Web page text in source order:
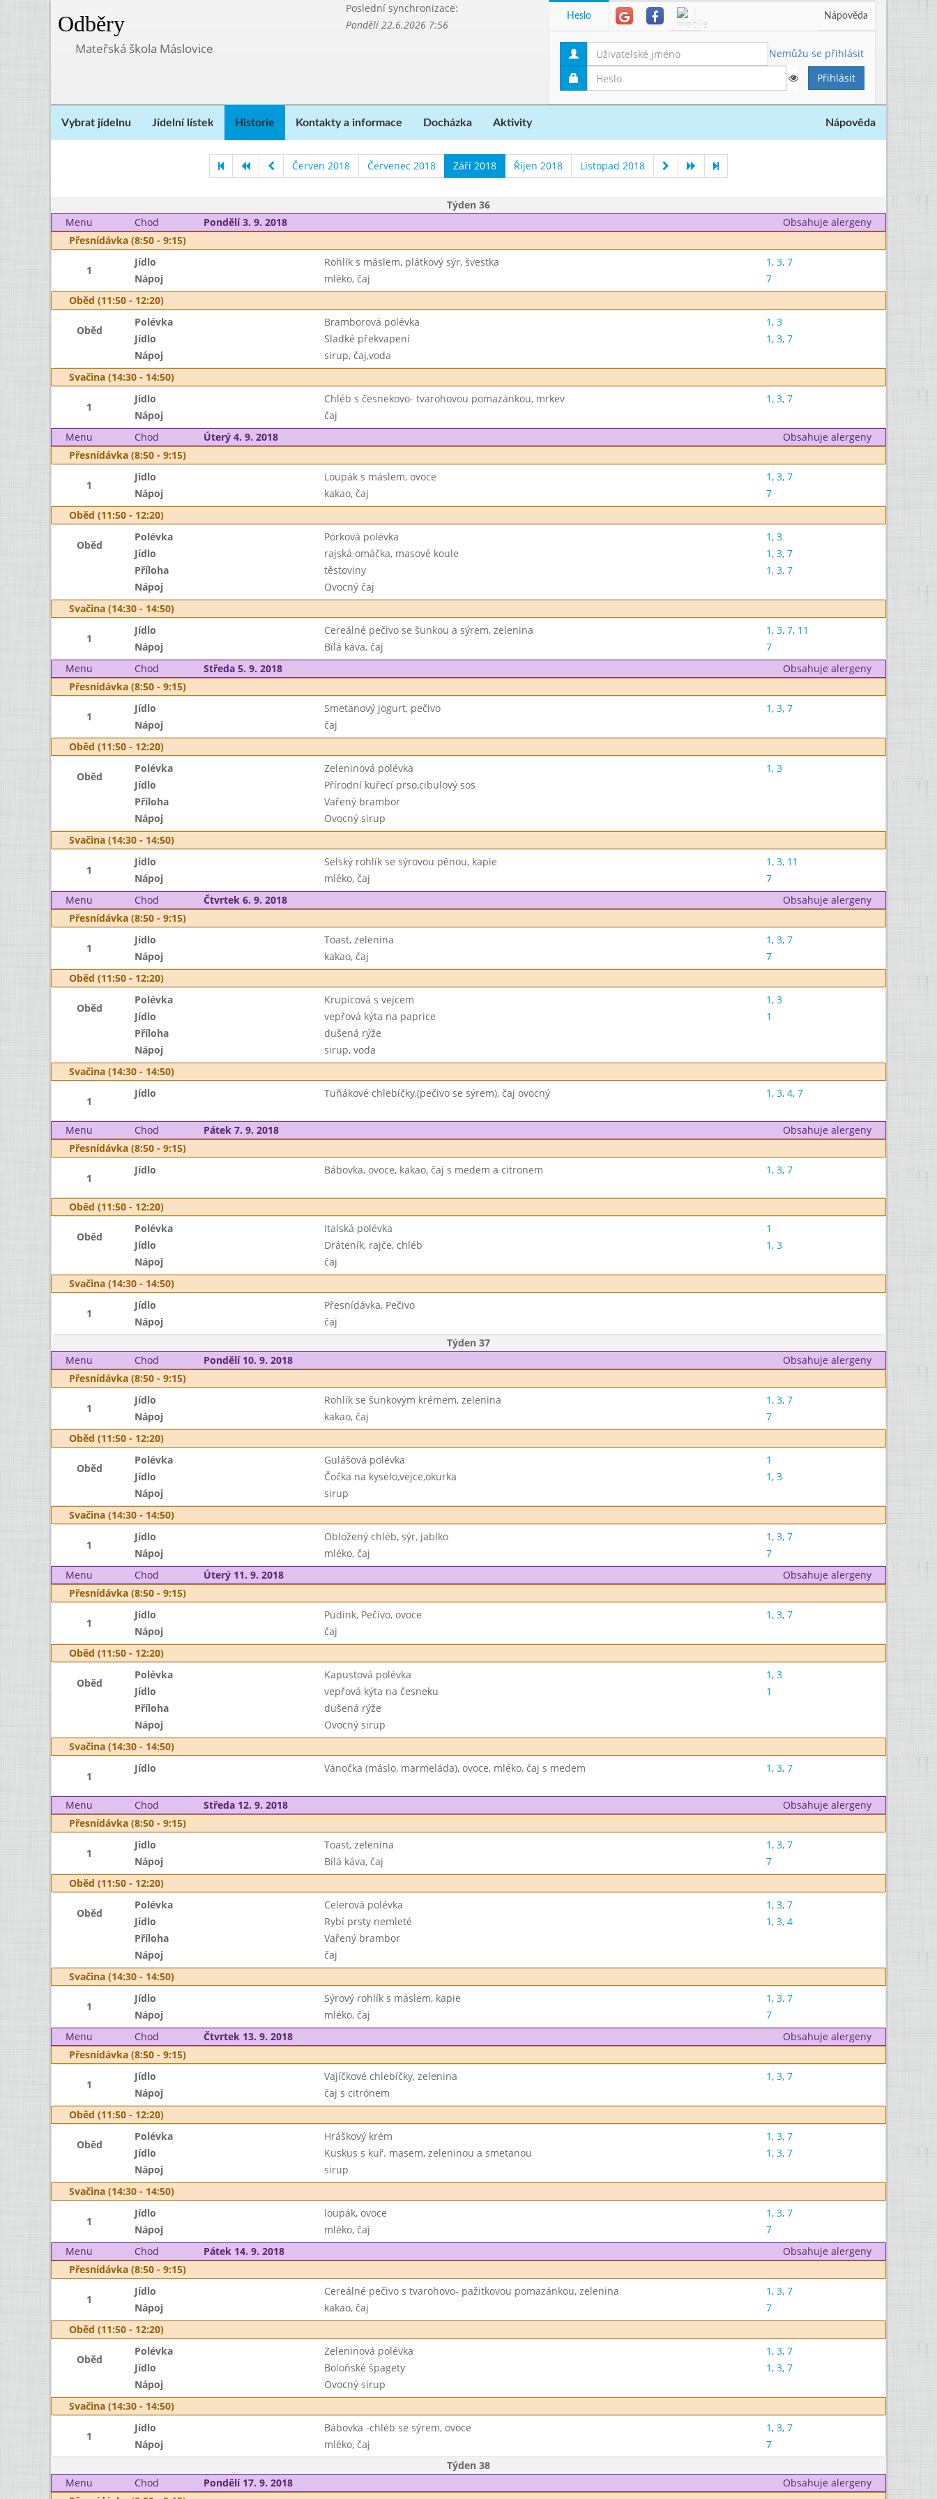
Odběry
Poslední synchronizace:
Pondělí 22.6.2026 7:56
Mateřská škola Máslovice
Heslo Nápověda
Nemůžu se přihlásit
Vybrat jídelnu Jídelní lístek Historie Kontakty a informace Docházka Aktivity Nápověda
Červen 2018 Červenec 2018 Září 2018 Říjen 2018 Listopad 2018
Týden 36
Menu
Chod Pondělí 3. 9. 2018
Obsahuje alergeny
Přesnídávka (8:50 - 9:15)
1
Jídlo Rohlík s máslem, plátkový sýr, švestka 1, 3, 7
Nápoj
mléko, čaj
7
Oběd (11:50 - 12:20)
Oběd
Polévka Bramborová polévka 1, 3
Jídlo
Sladké překvapení 1, 3, 7
Nápoj
sirup, čaj,voda
Svačina (14:30 - 14:50)
1
Jídlo Chléb s česnekovo- tvarohovou pomazánkou, mrkev 1, 3, 7
Nápoj
čaj
Menu
Chod Úterý 4. 9. 2018
Obsahuje alergeny
Přesnídávka (8:50 - 9:15)
1
Jídlo Loupák s máslem, ovoce 1, 3, 7
Nápoj
kakao, čaj
7
Oběd (11:50 - 12:20)
Oběd
Polévka Pórková polévka 1, 3
Jídlo
rajská omáčka, masové koule 1, 3, 7
Příloha
těstoviny 1, 3, 7
Nápoj
Ovocný čaj
Svačina (14:30 - 14:50)
1
Jídlo Cereálné pečivo se šunkou a sýrem, zelenina 1, 3, 7, 11
Nápoj
Bílá káva, čaj
7
Menu
Chod Středa 5. 9. 2018
Obsahuje alergeny
Přesnídávka (8:50 - 9:15)
1
Jídlo Smetanový jogurt, pečivo 1, 3, 7
Nápoj
čaj
Oběd (11:50 - 12:20)
Oběd
Polévka Zeleninová polévka 1, 3
Jídlo
Přírodní kuřecí prso,cibulový sos
Příloha
Vařený brambor
Nápoj
Ovocný sirup
Svačina (14:30 - 14:50)
1
Jídlo Selský rohlík se sýrovou pěnou, kapie 1, 3, 11
Nápoj
mléko, čaj
7
Menu
Chod Čtvrtek 6. 9. 2018
Obsahuje alergeny
Přesnídávka (8:50 - 9:15)
1
Jídlo Toast, zelenina 1, 3, 7
Nápoj
kakao, čaj
7
Oběd (11:50 - 12:20)
Oběd
Polévka Krupicová s vejcem 1, 3
Jídlo
vepřová kýta na paprice
1
Příloha
dušená rýže
Nápoj
sirup, voda
Svačina (14:30 - 14:50)
1
Jídlo Tuňákové chlebíčky,(pečivo se sýrem), čaj ovocný 1, 3, 4, 7
Menu Chod Pátek 7. 9. 2018
Obsahuje alergeny
Přesnídávka (8:50 - 9:15)
1
Jídlo Bábovka, ovoce, kakao, čaj s medem a citronem 1, 3, 7
Oběd (11:50 - 12:20)
Oběd
Polévka Italská polévka
1
Jídlo
Dráteník, rajče, chléb 1, 3
Nápoj
čaj
Svačina (14:30 - 14:50)
1
Jídlo
Přesnídávka, Pečivo
Nápoj
čaj
Týden 37
Menu
Chod Pondělí 10. 9. 2018
Obsahuje alergeny
Přesnídávka (8:50 - 9:15)
1
Jídlo Rohlík se šunkovým krémem, zelenina 1, 3, 7
Nápoj
kakao, čaj
7
Oběd (11:50 - 12:20)
Oběd
Polévka Gulášová polévka
1
Jídlo
Čočka na kyselo,vejce,okurka 1, 3
Nápoj
sirup
Svačina (14:30 - 14:50)
1
Jídlo Obložený chléb, sýr, jablko 1, 3, 7
Nápoj
mléko, čaj
7
Menu
Chod Úterý 11. 9. 2018
Obsahuje alergeny
Přesnídávka (8:50 - 9:15)
1
Jídlo Pudink, Pečivo, ovoce 1, 3, 7
Nápoj
čaj
Oběd (11:50 - 12:20)
Oběd
Polévka Kapustová polévka 1, 3
Jídlo
vepřová kýta na česneku
1
Příloha
dušená rýže
Nápoj
Ovocný sirup
Svačina (14:30 - 14:50)
1
Jídlo Vánočka (máslo, marmeláda), ovoce, mléko, čaj s medem 1, 3, 7
Menu Chod Středa 12. 9. 2018
Obsahuje alergeny
Přesnídávka (8:50 - 9:15)
1
Jídlo Toast, zelenina 1, 3, 7
Nápoj
Bílá káva, čaj
7
Oběd (11:50 - 12:20)
Oběd
Polévka Celerová polévka 1, 3, 7
Jídlo
Rybí prsty nemleté 1, 3, 4
Příloha
Vařený brambor
Nápoj
čaj
Svačina (14:30 - 14:50)
1
Jídlo Sýrový rohlík s máslem, kapie 1, 3, 7
Nápoj
mléko, čaj
7
Menu
Chod Čtvrtek 13. 9. 2018
Obsahuje alergeny
Přesnídávka (8:50 - 9:15)
1
Jídlo Vajíčkové chlebíčky, zelenina 1, 3, 7
Nápoj
čaj s citrónem
Oběd (11:50 - 12:20)
Oběd
Polévka Hráškový krém 1, 3, 7
Jídlo
Kuskus s kuř. masem, zeleninou a smetanou 1, 3, 7
Nápoj
sirup
Svačina (14:30 - 14:50)
1
Jídlo loupák, ovoce 1, 3, 7
Nápoj
mléko, čaj
7
Menu
Chod Pátek 14. 9. 2018
Obsahuje alergeny
Přesnídávka (8:50 - 9:15)
1
Jídlo Cereálné pečivo s tvarohovo- pažitkovou pomazánkou, zelenina 1, 3, 7
Nápoj
kakao, čaj
7
Oběd (11:50 - 12:20)
Oběd
Polévka Zeleninová polévka 1, 3, 7
Jídlo
Boloňské špagety 1, 3, 7
Nápoj
Ovocný sirup
Svačina (14:30 - 14:50)
1
Jídlo Bábovka -chléb se sýrem, ovoce 1, 3, 7
Nápoj
mléko, čaj
7
Týden 38
Menu
Chod Pondělí 17. 9. 2018
Obsahuje alergeny